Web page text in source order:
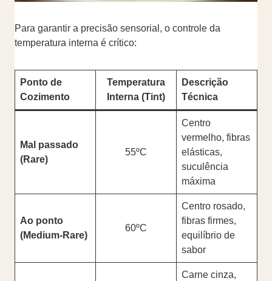
Para garantir a precisão sensorial, o controle da
temperatura interna é crítico:
Ponto de
Cozimento
Temperatura
Interna (Tint​)
Descrição
Técnica
Mal passado
(Rare)
55ºC
Centro
vermelho, fibras
elásticas,
suculência
máxima
Ao ponto
(Medium-Rare)
60ºC
Centro rosado,
fibras firmes,
equilíbrio de
sabor
Carne cinza,